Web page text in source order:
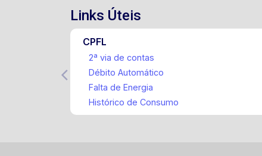
Links Úteis
CPFL
2ª via de contas
Débito Automático
Falta de Energia
Histórico de Consumo